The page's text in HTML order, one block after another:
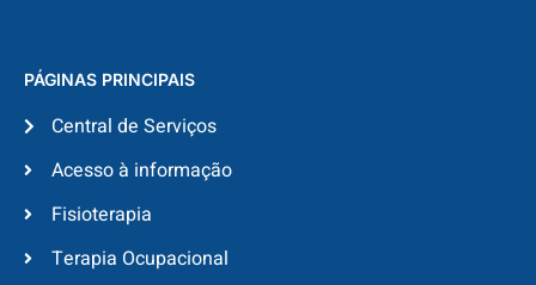
PÁGINAS PRINCIPAIS
Central de Serviços
Acesso à informação
Fisioterapia
Terapia Ocupacional